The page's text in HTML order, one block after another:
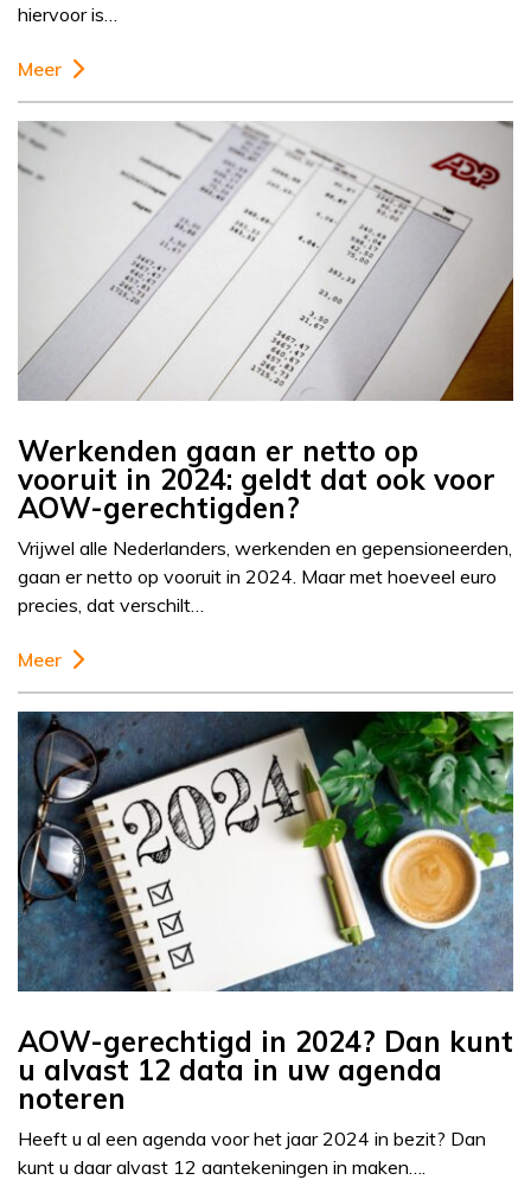
hiervoor is…
Meer
Werkenden gaan er netto op
vooruit in 2024: geldt dat ook voor
AOW-gerechtigden?
Vrijwel alle Nederlanders, werkenden en gepensioneerden,
gaan er netto op vooruit in 2024. Maar met hoeveel euro
precies, dat verschilt…
Meer
AOW-gerechtigd in 2024? Dan kunt
u alvast 12 data in uw agenda
noteren
Heeft u al een agenda voor het jaar 2024 in bezit? Dan
kunt u daar alvast 12 aantekeningen in maken….